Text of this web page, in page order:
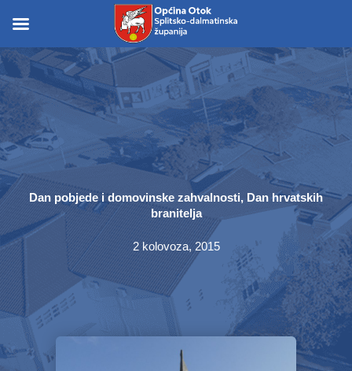
content
content
Dan pobjede i domovinske zahvalnosti, Dan hrvatskih
branitelja
2 kolovoza, 2015